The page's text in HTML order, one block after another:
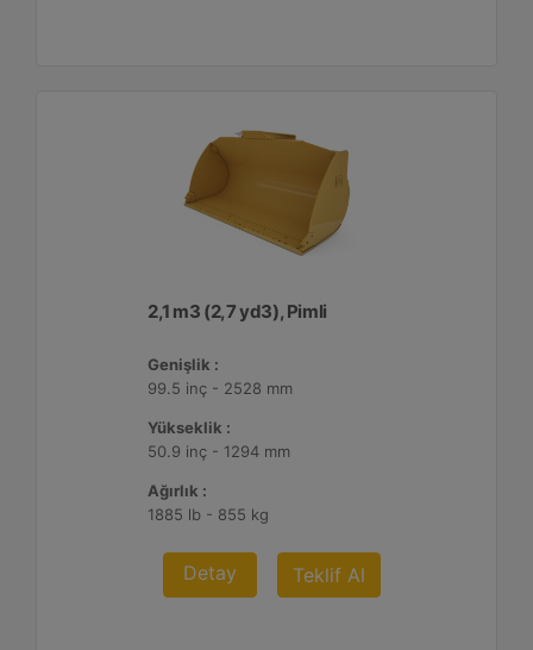
2,1 m3 (2,7 yd3), Pimli
Genişlik :
99.5 inç - 2528 mm
Yükseklik :
50.9 inç - 1294 mm
Ağırlık :
1885 lb - 855 kg
Detay Teklif Al